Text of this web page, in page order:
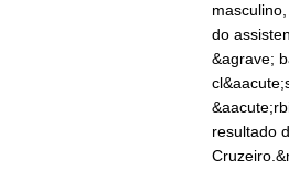
do
&agrave;
resultado